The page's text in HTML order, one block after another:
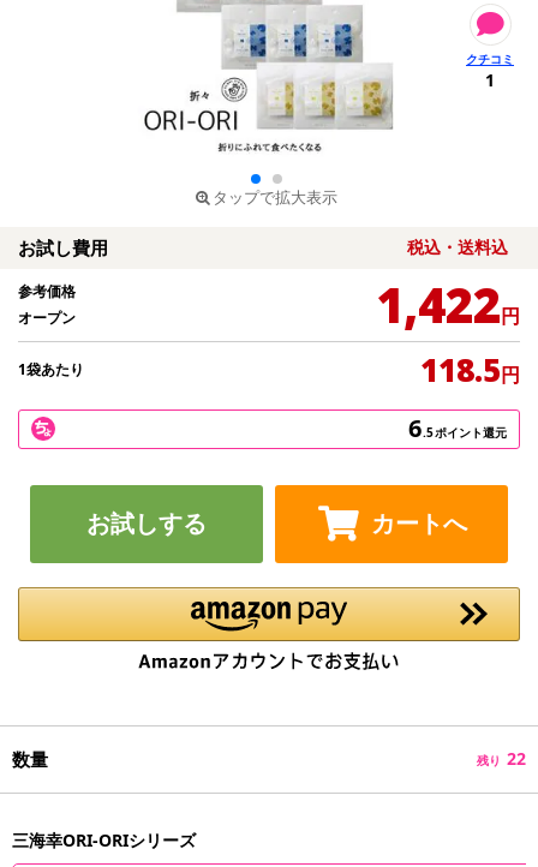
タップで拡大表示
1
お試し費用 税込・送料込
参考価格
オープン
1,422円
1袋あたり 118.5円
6.5ポイント還元
お試しする カートへ
数量 残り 22
三海幸ORI-ORIシリーズ